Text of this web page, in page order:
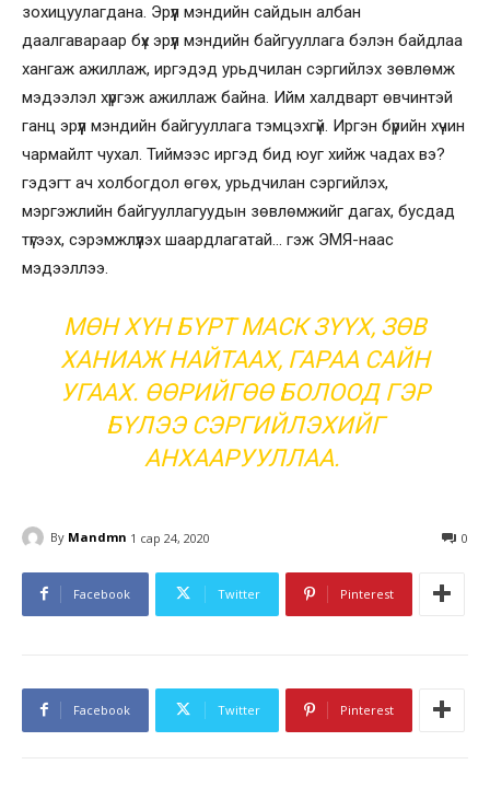
зохицуулагдана. Эрүүл мэндийн сайдын албан
даалгавараар бүх эрүүл мэндийн байгууллага бэлэн байдлаа
хангаж ажиллаж, иргэдэд урьдчилан сэргийлэх зөвлөмж
мэдээлэл хүргэж ажиллаж байна. Ийм халдварт өвчинтэй
ганц эрүүл мэндийн байгууллага тэмцэхгүй. Иргэн бүрийн хүчин
чармайлт чухал. Тиймээс иргэд бид юуг хийж чадах вэ?
гэдэгт ач холбогдол өгөх, урьдчилан сэргийлэх,
мэргэжлийн байгууллагуудын зөвлөмжийг дагах, бусдад
түгээх, сэрэмжлүүлэх шаардлагатай… гэж ЭМЯ-наас
мэдээллээ.
МӨН ХҮН БҮРТ МАСК ЗҮҮХ, ЗӨВ
ХАНИАЖ НАЙТААХ, ГАРАА САЙН
УГААХ. ӨӨРИЙГӨӨ БОЛООД ГЭР
БҮЛЭЭ СЭРГИЙЛЭХИЙГ
АНХААРУУЛЛАА.
By Mandmn 1 сар 24, 2020 0
Facebook Twitter Pinterest
Facebook Twitter Pinterest